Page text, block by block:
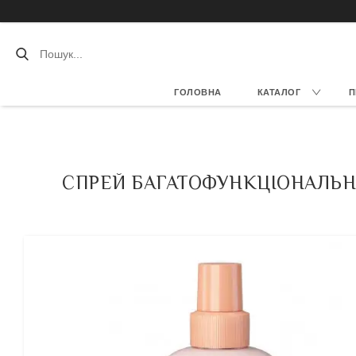
ГОЛОВНА КАТАЛОГ
СПРЕЙ